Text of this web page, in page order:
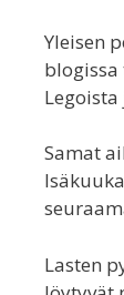
Yleisen
Samat
Lasten